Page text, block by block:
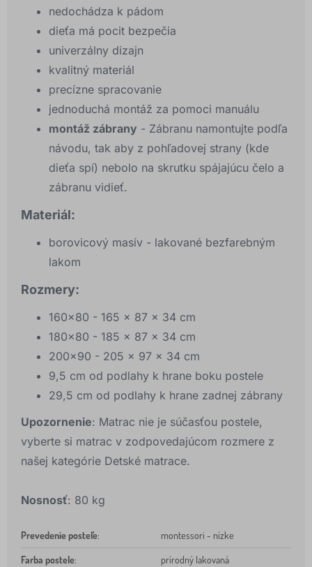
nedochádza k pádom
dieťa má pocit bezpečia
univerzálny dizajn
kvalitný materiál
precízne spracovanie
jednoduchá montáž za pomoci manuálu
montáž zábrany - Zábranu namontujte podľa
návodu, tak aby z pohľadovej strany (kde
dieťa spí) nebolo na skrutku spájajúcu čelo a
zábranu vidieť.
Materiál:
borovicový masív - lakované bezfarebným
lakom
Rozmery:
160x80 - 165 x 87 x 34 cm
180x80 - 185 x 87 x 34 cm
200x90 - 205 x 97 x 34 cm
9,5 cm od podlahy k hrane boku postele
29,5 cm od podlahy k hrane zadnej zábrany
Upozornenie: Matrac nie je súčasťou postele,
vyberte si matrac v zodpovedajúcom rozmere z
našej kategórie Detské matrace.
Nosnosť: 80 kg
Prevedenie posteľe: montessori - nízke
Farba postele: prírodný lakovaná